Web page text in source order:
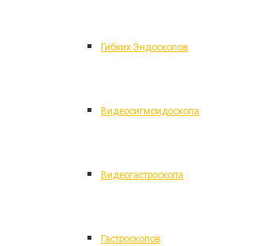
Гибких Эндоскопов
Видеосигмоидоскопа
Видеогастроскопа
Гастроскопов